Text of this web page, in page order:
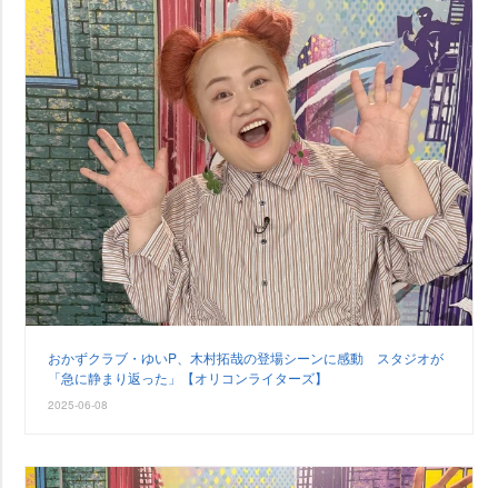
おかずクラブ・ゆいP、木村拓哉の登場シーンに感動 スタジオが
「急に静まり返った」【オリコンライターズ】
2025-06-08